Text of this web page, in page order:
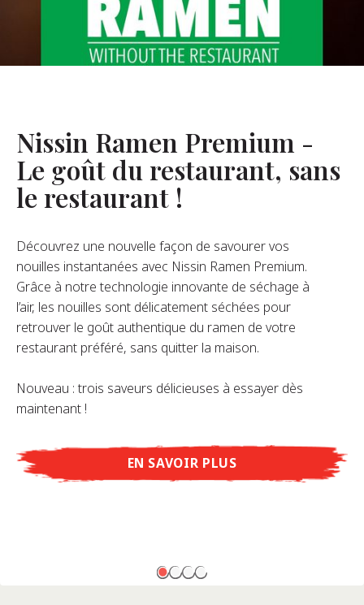
De Nous
FAQ
Nissin Ramen Premium -
Le goût du restaurant, sans
le restaurant !
Découvrez une nouvelle façon de savourer vos
nouilles instantanées avec Nissin Ramen Premium.
Grâce à notre technologie innovante de séchage à
l’air, les nouilles sont délicatement séchées pour
retrouver le goût authentique du ramen de votre
restaurant préféré, sans quitter la maison.
Nouveau : trois saveurs délicieuses à essayer dès
maintenant !
EN SAVOIR PLUS